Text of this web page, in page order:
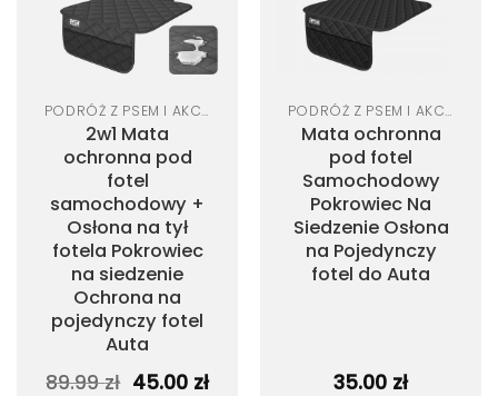
PODRÓŻ Z PSEM I AKCESORIA SAMOCHODOWE
2w1 Mata
ochronna pod
fotel
samochodowy +
Osłona na tył
fotela Pokrowiec
na siedzenie
Ochrona na
pojedynczy fotel
Auta
89.99zł Pierwotna
45.00 złAktualna
PODRÓŻ Z PSEM I AKCESORIA SAMOCHODOWE
Mata ochronna
pod fotel
Samochodowy
Pokrowiec Na
Siedzenie Osłona
na Pojedynczy
fotel do Auta
35.00 zł